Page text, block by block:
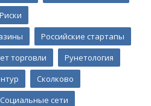
Риски
Российские стартапы
торговли
Рунетология
Сколково
Социальные сети